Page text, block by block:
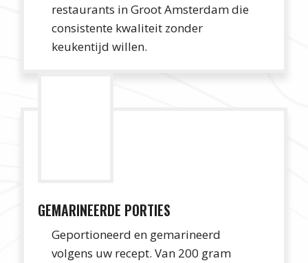
restaurants in Groot Amsterdam die
consistente kwaliteit zonder
keukentijd willen.
GEMARINEERDE PORTIES
Geportioneerd en gemarineerd
volgens uw recept. Van 200 gram